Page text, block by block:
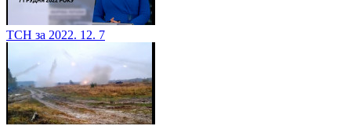
ТСН за 2022. 12. 7